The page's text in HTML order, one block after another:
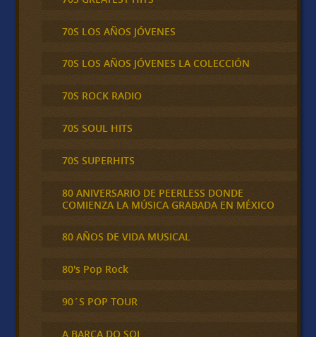
70S LOS AÑOS JÓVENES
70S LOS AÑOS JÓVENES LA COLECCIÓN
70S ROCK RADIO
70S SOUL HITS
70S SUPERHITS
80 ANIVERSARIO DE PEERLESS DONDE
COMIENZA LA MÚSICA GRABADA EN MÉXICO
80 AÑOS DE VIDA MUSICAL
80's Pop Rock
90´S POP TOUR
A BARCA DO SOL